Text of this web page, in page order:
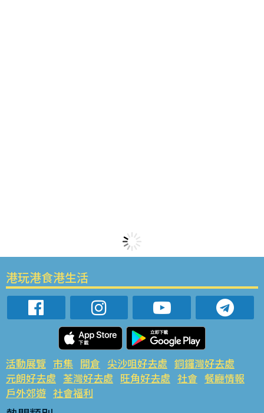
港玩港食港生活
活動展覽 市集 開倉 尖沙咀好去處 銅鑼灣好去處
元朗好去處 荃灣好去處 旺角好去處 社會 餐廳情報
戶外郊遊 社會福利